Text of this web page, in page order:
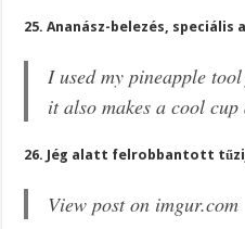
25. Ananász-belezés, speciális
I used my pineapple
it also makes a cool
26. Jég alatt felrobbantott
View post on imgur.com